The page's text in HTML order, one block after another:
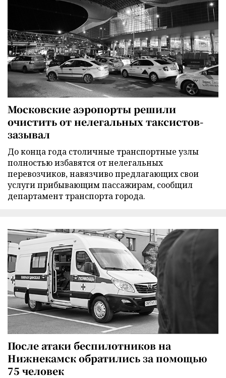
Московские аэропорты решили
очистить от нелегальных таксистов-
зазывал
До конца года столичные транспортные узлы
полностью избавятся от нелегальных
перевозчиков, навязчиво предлагающих свои
услуги прибывающим пассажирам, сообщил
департамент транспорта города.
После атаки беспилотников на
Нижнекамск обратились за помощью
75 человек